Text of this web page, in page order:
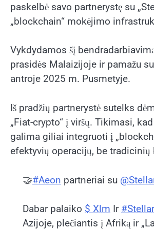
paskelbė savo partnerystę su
„blockchain“ mokėjimo
Vykdydamos šį
prasidės Malaizijoje ir pamažu
antroje 2025 m. Pusmetyje.
Iš pradžių partnerystė sutelks
„Fiat-crypto“ į viršų. Tikimasi,
galima giliai integruoti į
efektyvių operacijų, be
🤝#Aeon partneriai su
Dabar palaiko $ Xlm Ir #Stellar
Azijoje, plečiantis į Afriką ir